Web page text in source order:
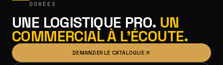
DORÉES
UNE LOGISTIQUE PRO. UN
COMMERCIAL À L'ÉCOUTE.
DEMANDER LE CATALOGUE